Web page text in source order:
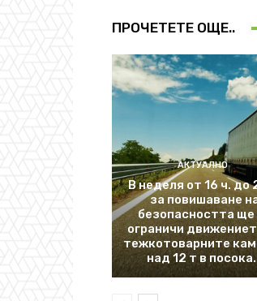
ПРОЧЕТЕТЕ ОЩЕ..
АКТУАЛНО
В неделя от 16 ч. до
за повишаване
безопасността ще
ограничи
тежкотоварните
над 12 т в